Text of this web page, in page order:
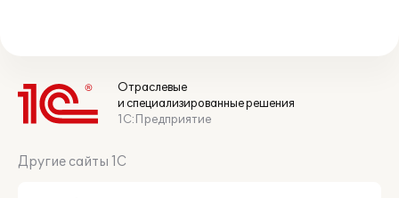
Отраслевые
и специализированные решения
1С:Предприятие
Другие сайты 1С